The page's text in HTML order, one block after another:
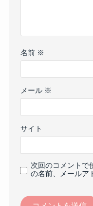
名前 ※
メール ※
サイト
次回のコメントで
の名前、メールア